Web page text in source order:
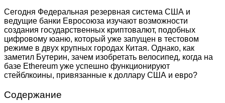
Сегодня Федеральная резервная система США и
ведущие банки Евросоюза изучают возможности
создания государственных криптовалют, подобных
цифровому юаню, который уже запущен в тестовом
режиме в двух крупных городах Китая. Однако, как
заметил Бутерин, зачем изобретать велосипед, когда на
базе Ethereum уже успешно функционируют
стейблкоины, привязанные к доллару США и евро?
Содержание